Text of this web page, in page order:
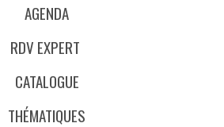
AGENDA
RDV EXPERT
CATALOGUE
THÉMATIQUES